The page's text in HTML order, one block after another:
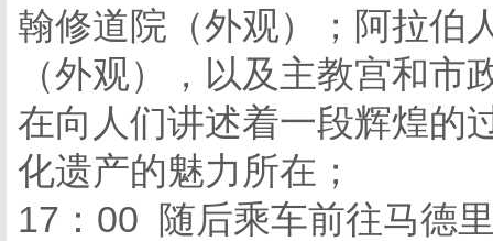
翰修道院（外观）；阿拉伯
（外观），以及主教宫和
在向人们讲述着一段辉煌的
化遗产的魅力所在；
17：00 随后乘车前往马德